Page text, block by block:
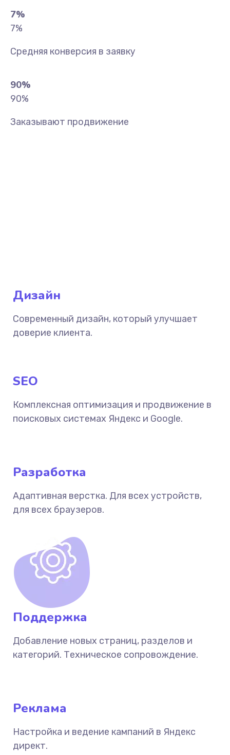
7%
7%
Средняя конверсия в заявку
90%
90%
Заказывают продвижение
Дизайн
Современный дизайн, который улучшает
доверие клиента.
SEO
Комплексная оптимизация и продвижение в
поисковых системах Яндекс и Google.
Разработка
Адаптивная верстка. Для всех устройств,
для всех браузеров.
Поддержка
Добавление новых страниц, разделов и
категорий. Техническое сопровождение.
Реклама
Настройка и ведение кампаний в Яндекс
директ.